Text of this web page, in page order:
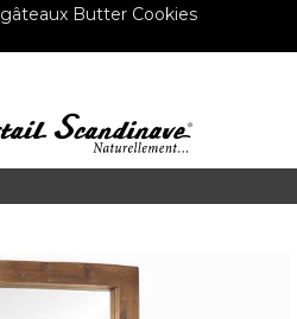
gâteaux Butter Cookies